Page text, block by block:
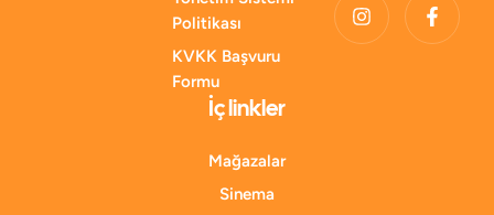
Politikası
KVKK Başvuru
Formu
İç linkler
Mağazalar
Sinema